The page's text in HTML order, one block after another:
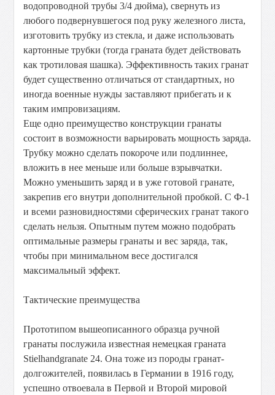
водопроводной трубы 3/4 дюйма), свернуть из
любого подвернувшегося под руку железного листа,
изготовить трубку из стекла, и даже использовать
картонные трубки (тогда граната будет действовать
как тротиловая шашка). Эффективность таких гранат
будет существенно отличаться от стандартных, но
иногда военные нужды заставляют прибегать и к
таким импровизациям.
Еще одно преимущество конструкции гранаты
состоит в возможности варьировать мощность заряда.
Трубку можно сделать покороче или подлиннее,
вложить в нее меньше или больше взрывчатки.
Можно уменьшить заряд и в уже готовой гранате,
закрепив его внутри дополнительной пробкой. С Ф-1
и всеми разновидностями сферических гранат такого
сделать нельзя. Опытным путем можно подобрать
оптимальные размеры гранаты и вес заряда, так,
чтобы при минимальном весе достигался
максимальный эффект.
Тактические преимущества
Прототипом вышеописанного образца ручной
гранаты послужила известная немецкая граната
Stielhandgranate 24. Она тоже из породы гранат-
долгожителей, появилась в Германии в 1916 году,
успешно отвоевала в Первой и Второй мировой